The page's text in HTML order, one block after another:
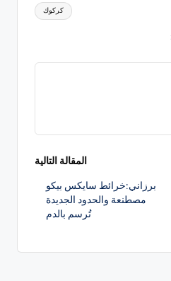
كركوك
المقالة التالية
برزاني:خرائط سايكس بيكو
مصطنعة والحدود الجديدة
تُرسم بالدم